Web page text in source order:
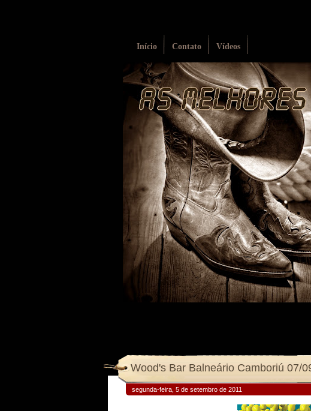
Início Contato Vídeos
Wood's Bar Balneário Camboriú 07/
segunda-feira, 5 de setembro de 2011